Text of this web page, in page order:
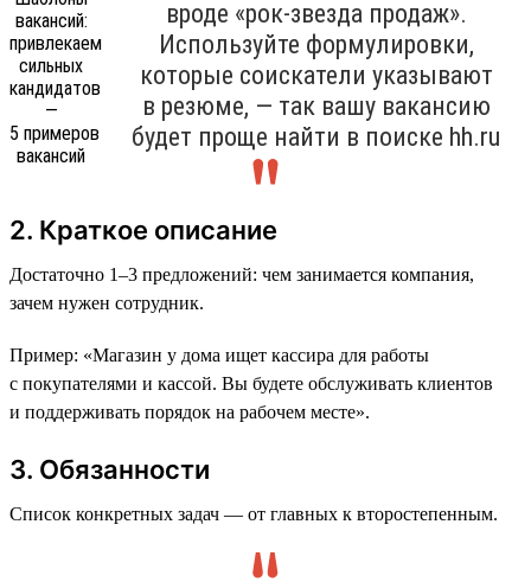
вроде «рок-звезда продаж».
Используйте формулировки,
которые соискатели указывают
в резюме, — так вашу вакансию
будет проще найти в поиске hh.ru
2. Краткое описание
Достаточно 1–3 предложений: чем занимается компания,
зачем нужен сотрудник.
Пример: «Магазин у дома ищет кассира для работы
с покупателями и кассой. Вы будете обслуживать клиентов
и поддерживать порядок на рабочем месте».
3. Обязанности
Список конкретных задач — от главных к второстепенным.